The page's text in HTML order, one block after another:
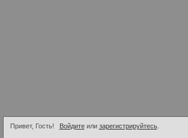
Привет, Гость! Войдитеили зарегистрируйтесь.